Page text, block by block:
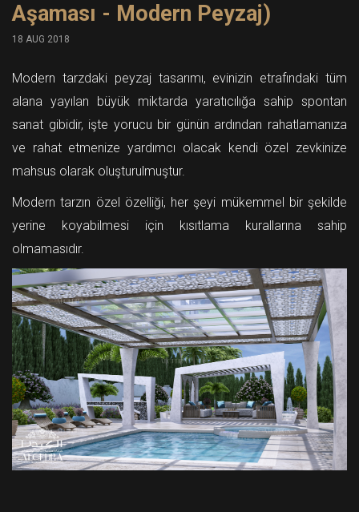
Aşaması - Modern Peyzaj)
18 AUG 2018
Modern tarzdaki peyzaj tasarımı, evinizin etrafındaki tüm
alana yayılan büyük miktarda yaratıcılığa sahip spontan
sanat gibidir, işte yorucu bir günün ardından rahatlamanıza
ve rahat etmenize yardımcı olacak kendi özel zevkinize
mahsus olarak oluşturulmuştur.
Modern tarzın özel özelliği, her şeyi mükemmel bir şekilde
yerine koyabilmesi için kısıtlama kurallarına sahip
olmamasıdır.